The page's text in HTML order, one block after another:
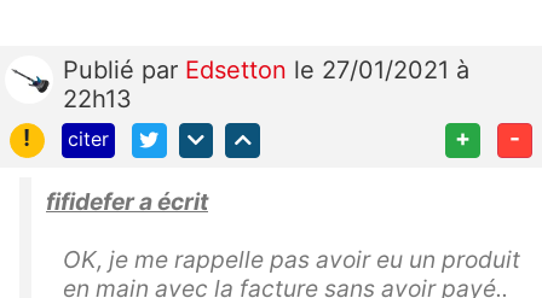
Publié par Edsetton le 27/01/2021 à
22h13
!
citer + -
fifidefer a écrit
OK, je me rappelle pas avoir eu un produit
en main avec la facture sans avoir payé..